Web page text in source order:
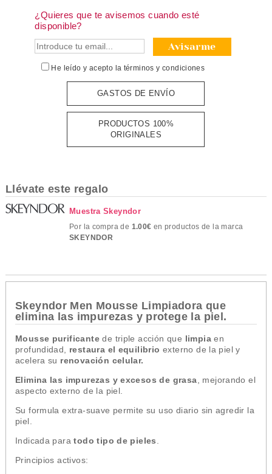
¿Quieres que te avisemos cuando esté
disponible?
Avisarme
He leído y acepto la términos y condiciones
GASTOS DE ENVÍO
PRODUCTOS 100%
ORIGINALES
Llévate este regalo
Muestra Skeyndor
Por la compra de 1.00€ en productos de la marca
SKEYNDOR
Skeyndor Men Mousse Limpiadora que
elimina las impurezas y protege la piel.
Mousse purificantede triple acción que limpiaen
profundidad,
restaura el equilibrio externo de la piel y
acelera su renovación celular.
Elimina las impurezas y excesos de grasa , mejorando el
aspecto externo de la piel.
Su formula extra-suave permite su uso diario sin agredir la
piel.
Indicada paratodo tipo de pieles
Principios activos: